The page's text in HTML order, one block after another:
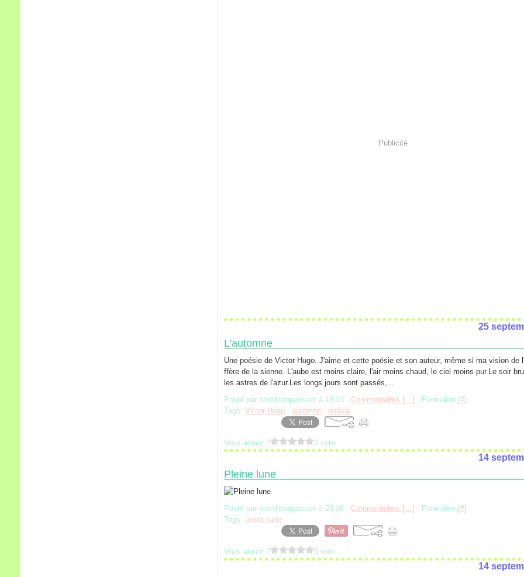
Publicité
25
L'automne
Une poésie de Victor Hugo. J'aime et cette poésie et son auteur, même si ma vision de
ffère de la sienne. L'aube est moins claire, l'air moins chaud, le ciel moins pur.Le soir
les astres de l'azur.Les longs jours sont passés,...
Posté par soieditenpassant à 18:13 - Commentaires […] - Permalien [#]
Tags: Victor Hugo, automne, poésie
Vous aimez ? 0 vote
14
Pleine lune
Posté par soieditenpassant à 23:16 - Commentaires […] - Permalien [#]
Tags: pleine lune
Vous aimez ? 0 vote
14